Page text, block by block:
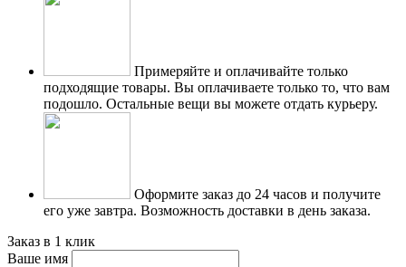
Примеряйте и оплачивайте только
подходящие товары. Вы оплачиваете только то, что вам
подошло. Остальные вещи вы можете отдать курьеру.
Оформите заказ до 24 часов и получите
его уже завтра. Возможность доставки в день заказа.
Заказ в 1 клик
Ваше имя